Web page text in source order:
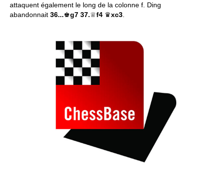
attaquent également le long de la colonne f. Ding
abandonnait 36...♚g7 37.♕f4 ♛xc3